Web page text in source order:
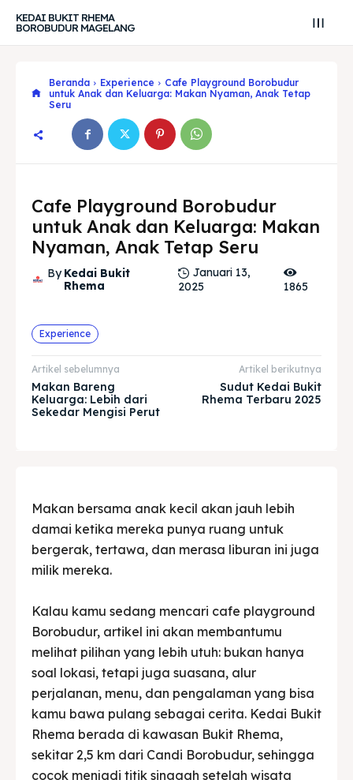
Explore our destinations
& Make a booking today
Ruang Meeting
Playground Anak
Nasi Box
Cari
Explore our destinations
& Make a booking today
Ruang Meeting
Playground Anak
Nasi Box
Cari
Bahasa / Language
English
中文 Indonesia Français Deutsch
KEDAI BUKIT RHEMA
BOROBUDUR MAGELANG
Beranda Experience
Cafe Playground Borobudur
untuk Anak dan Keluarga: Makan Nyaman, Anak Tetap
Seru
Cafe Playground Borobudur
untuk Anak dan Keluarga: Makan
Nyaman, Anak Tetap Seru
By Kedai Bukit
Rhema
Januari 13,
2025
1865
Experience
Artikel sebelumnya
Makan Bareng
Keluarga: Lebih dari
Sekedar Mengisi Perut
Artikel berikutnya
Sudut Kedai Bukit
Rhema Terbaru 2025
Makan bersama anak kecil akan jauh lebih
damai ketika mereka punya ruang untuk
bergerak, tertawa, dan merasa liburan ini juga
milik mereka.
Kalau kamu sedang mencari cafe playground
Borobudur, artikel ini akan membantumu
melihat pilihan yang lebih utuh: bukan hanya
soal lokasi, tetapi juga suasana, alur
perjalanan, menu, dan pengalaman yang bisa
kamu bawa pulang sebagai cerita. Kedai Bukit
Rhema berada di kawasan Bukit Rhema,
sekitar 2,5 km dari Candi Borobudur, sehingga
cocok menjadi titik singgah setelah wisata